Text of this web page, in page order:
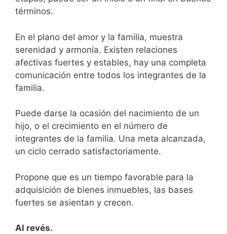
términos.
En el plano del amor y la familia, muestra
serenidad y armonía. Existen relaciones
afectivas fuertes y estables, hay una completa
comunicación entre todos los integrantes de la
familia.
Puede darse la ocasión del nacimiento de un
hijo, o el crecimiento en el número de
integrantes de la familia. Una meta alcanzada,
un ciclo cerrado satisfactoriamente.
Propone que es un tiempo favorable para la
adquisición de bienes inmuebles, las bases
fuertes se asientan y crecen.
Al revés.